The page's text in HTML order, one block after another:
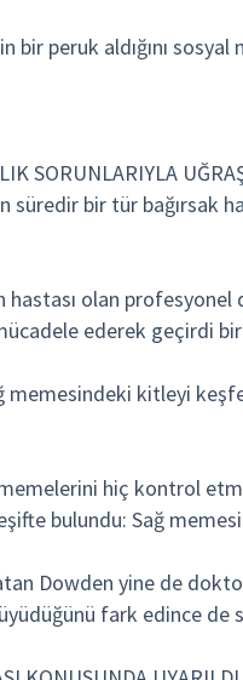
bir peruk aldığını
SORUNLARIYLA
süredir bir tür bağırsak
olan profesyonel
ederek geçirdi
memesindeki kitleyi
hiç kontrol
bulundu: Sağ
Dowden yine de
fark edince de